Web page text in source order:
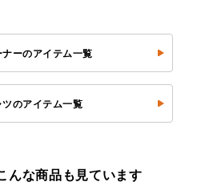
ーのアイテム一覧
ツのアイテム一覧
んな商品も見ています